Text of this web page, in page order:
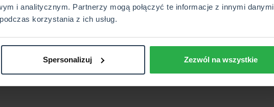
i analitycznym. Partnerzy mogą połączyć te informacje z innymi danymi
korzystania z ich usług.
Spersonalizuj Zezwól na wszystkie